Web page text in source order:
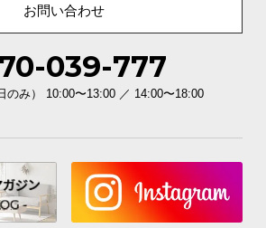
お問い合わせ
039-777
のみ） 10:00〜13:00 ／ 14:00〜18:00